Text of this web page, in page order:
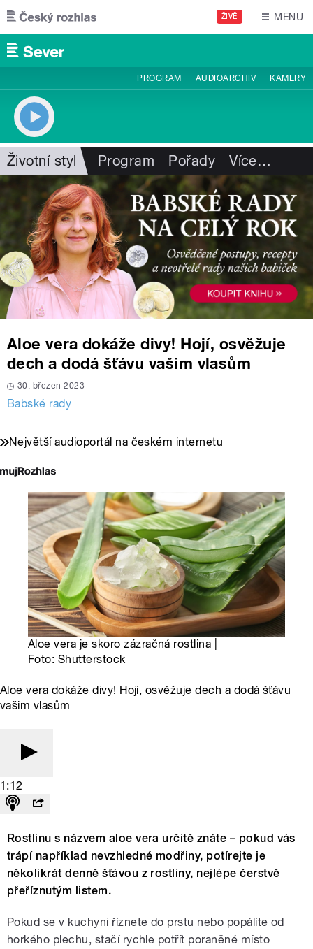
Přejít k hlavnímu obsahu
ŽIVĚ MENU
PROGRAM AUDIOARCHIV KAMERY
Životní styl Program Pořady Více…
Aloe vera dokáže divy! Hojí, osvěžuje
dech a dodá šťávu vašim vlasům
30. březen 2023
Babské rady
Největší audioportál na českém internetu
Aloe vera je skoro zázračná rostlina |
Foto: Shutterstock
Aloe vera dokáže divy! Hojí, osvěžuje dech a dodá šťávu
vašim vlasům
1:12
Rostlinu s názvem aloe vera určitě znáte – pokud vás
trápí například nevzhledné modřiny, potírejte je
několikrát denně šťávou z rostliny, nejlépe čerstvě
přeříznutým listem.
Pokud se v kuchyni říznete do prstu nebo popálíte od
horkého plechu, stačí rychle potřít poraněné místo